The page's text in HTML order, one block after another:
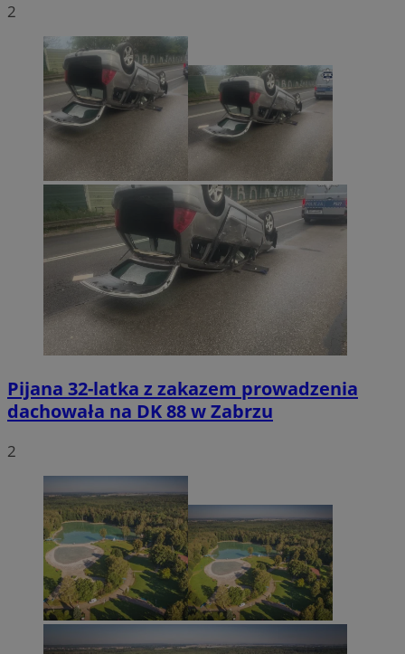
2
Pijana 32-latka z zakazem prowadzenia
dachowała na DK 88 w Zabrzu
2